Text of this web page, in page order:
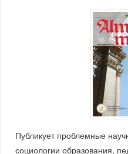
Публикует проблемные
социологии образования,